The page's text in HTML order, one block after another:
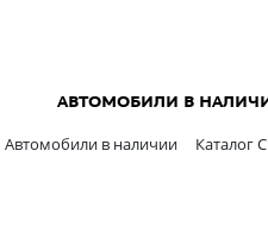
АВТОМОБИЛИ В
Автомобили в наличии Каталог